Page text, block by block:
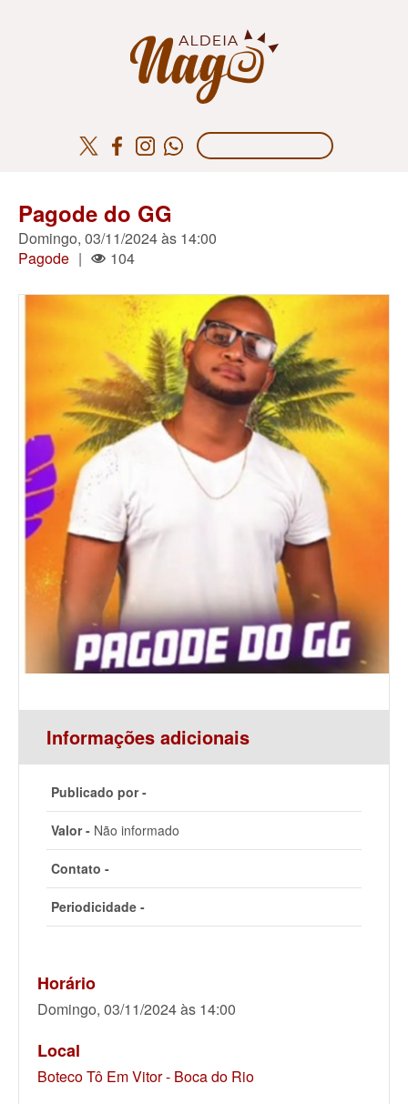
Pagode do GG
Domingo, 03/11/2024 às 14:00
Pagode | 104
Informações adicionais
Publicado por -
Valor - Não informado
Contato -
Periodicidade -
Horário
Domingo, 03/11/2024 às 14:00
Local
Boteco Tô Em Vitor - Boca do Rio